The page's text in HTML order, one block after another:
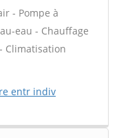
- Pompe à
eau - Chauffage
Climatisation
entr indiv